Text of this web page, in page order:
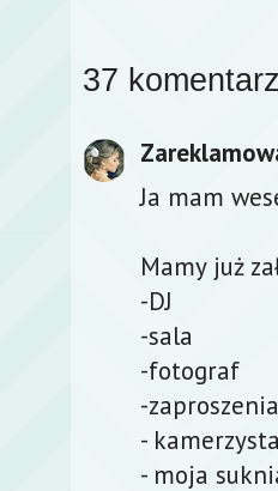
37
Ja mam
Mamy już
-DJ
-sala
-fotograf
-
-
- moja